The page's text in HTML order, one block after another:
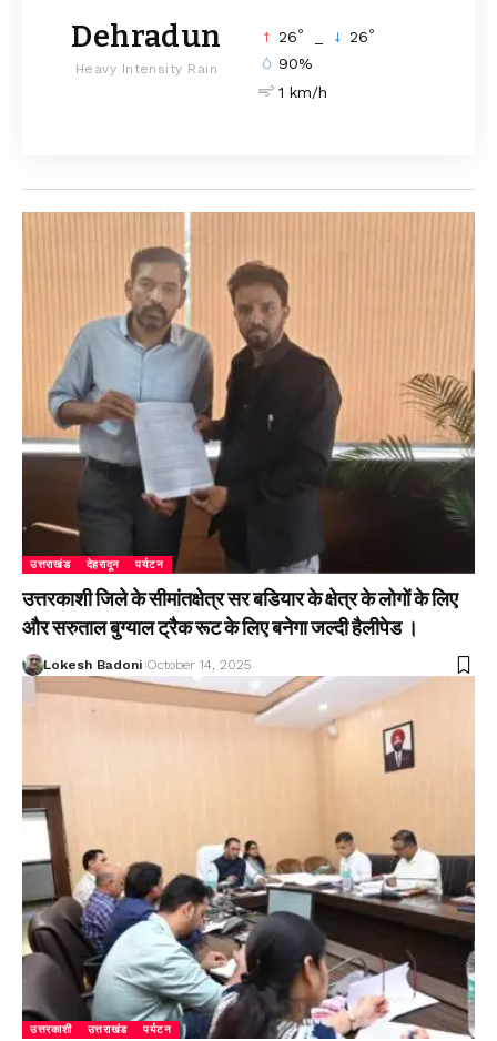
Dehradun
Heavy Intensity Rain
26° 26°
90%
1 km/h
उत्तराखंड देहरादून पर्यटन
उत्तरकाशी जिले के सीमांतक्षेत्र सर बडियार के क्षेत्र के लोगों के लिए
और सरुताल बुग्याल ट्रैक रूट के लिए बनेगा जल्दी हैलीपेड ।
Lokesh Badoni October 14, 2025
उत्तरकाशी उत्तराखंड पर्यटन